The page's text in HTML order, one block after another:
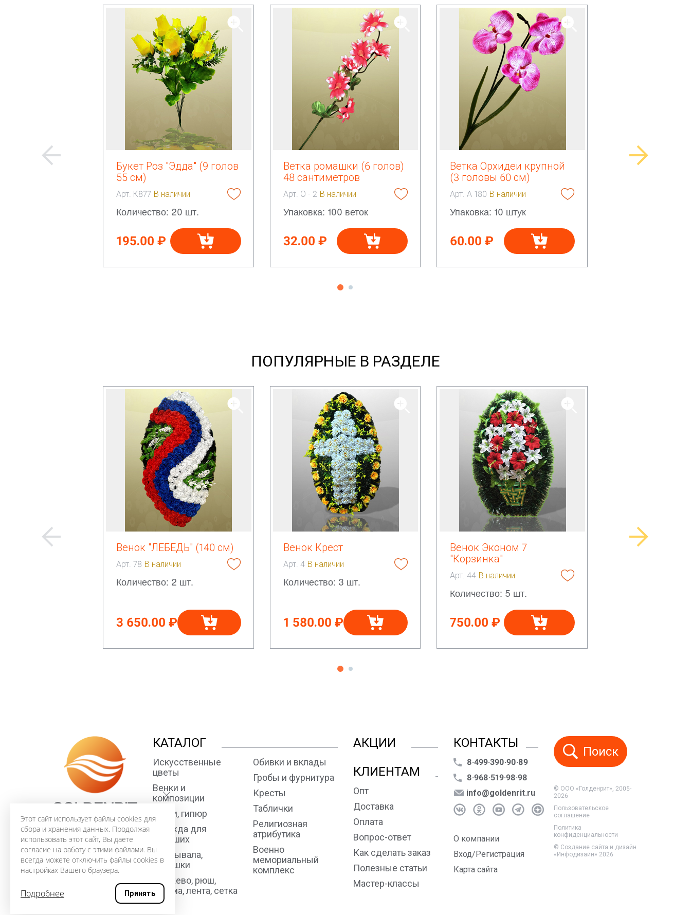
Букет Роз "Эдда" (9 голов
55 см)
Арт. К877 В наличии
Количество: 20 шт.
195.00 ₽
Ветка ромашки (6 голов)
48 сантиметров
Арт. О - 2 В наличии
Упаковка: 100 веток
32.00 ₽
Ветка Орхидеи крупной
(3 головы 60 см)
Арт. А 180 В наличии
Упаковка: 10 штук
60.00 ₽
ПОПУЛЯРНЫЕ В РАЗДЕЛЕ
Венок "ЛЕБЕДЬ" (140 см)
Арт. 78 В наличии
Количество: 2 шт.
3 650.00 ₽
Венок Крест
Арт. 4 В наличии
Количество: 3 шт.
1 580.00 ₽
Венок Эконом 7
"Корзинка"
Арт. 44 В наличии
Количество: 5 шт.
750.00 ₽
КАТАЛОГ
Искусственные
цветы
Венки и
композиции
Ткани, гипюр
Одежда для
усопших
Покрывала,
подушки
Кружево, рюш,
тесьма, лента, сетка
Обивки и вклады
Гробы и фурнитура
Кресты
Таблички
Религиозная
атрибутика
Военно
мемориальный
комплекс
АКЦИИ
КЛИЕНТАМ
Опт
Доставка
Оплата
Вопрос-ответ
Как сделать заказ
Полезные статьи
Мастер-классы
КОНТАКТЫ
8·499·390·90·89
8·968·519·98·98
info@goldenrit.ru
О компании
Вход/Регистрация
Карта сайта
Поиск
© ООО «Голденрит», 2005-
2026
Пользовательское
соглашение
Политика
конфиденциальности
© Создание сайта и дизайн
«Инфодизайн» 2026
Этот сайт использует файлы cookies для
сбора и хранения данных. Продолжая
использовать этот сайт, Вы даете
согласие на работу с этими файлами. Вы
всегда можете отключить файлы cookies в
настройках Вашего браузера.
Подробнее Принять